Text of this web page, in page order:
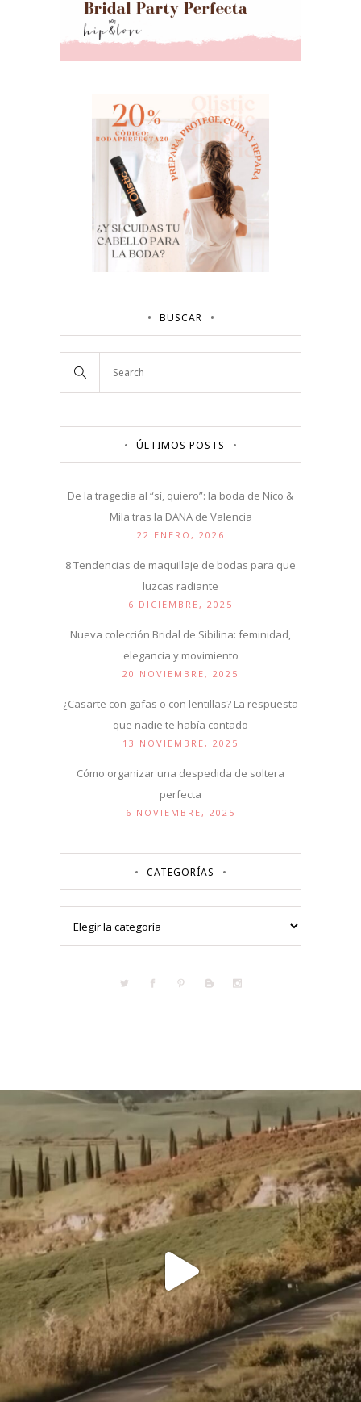
BUSCAR
ÚLTIMOS POSTS
De la tragedia al “sí, quiero”: la boda de Nico &
Mila tras la DANA de Valencia
22 ENERO, 2026
8 Tendencias de maquillaje de bodas para que
luzcas radiante
6 DICIEMBRE, 2025
Nueva colección Bridal de Sibilina: feminidad,
elegancia y movimiento
20 NOVIEMBRE, 2025
¿Casarte con gafas o con lentillas? La respuesta
que nadie te había contado
13 NOVIEMBRE, 2025
Cómo organizar una despedida de soltera
perfecta
6 NOVIEMBRE, 2025
CATEGORÍAS